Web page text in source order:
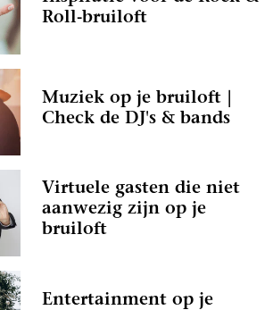
Roll-bruiloft
Muziek op je bruiloft |
Check de DJ's & bands
Virtuele gasten die niet
aanwezig zijn op je
bruiloft
Entertainment op je